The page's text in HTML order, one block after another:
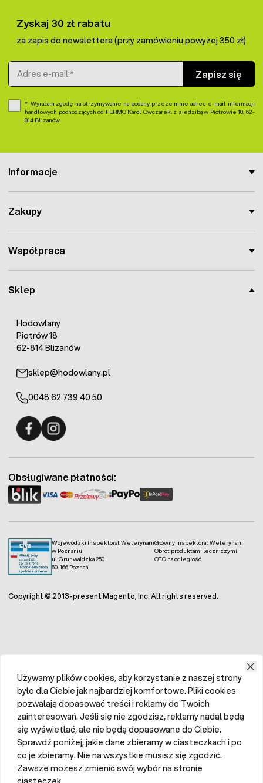
Sklep
Hodowlany
Piotrów 18
62-814 Blizanów
sklep@hodowlany.pl
0048 62 739 40 50
Informacje
Zakupy
Współpraca
Zyskaj 30 zł rabatu
za zapis do newslettera (przy zamówieniu powyżej 350 zł)
Adres e-mail
Zapisz się
Wyrażam zgodę na otrzymywanie na podany przeze mnie adres e-mail informacji
handlowych pochodzących od FERMO Karol Owczarek, z siedzibą w Piotrowie 18, 62-
814 Blizanów.
Wojewódzki Inspektorat Weterynarii
w Poznaniu
ul. Grunwaldzka 250
60-166 Poznań
Główny Inspektorat Weterynarii
Obrót produktami leczniczymi
OTC na odległość
Obsługiwane płatności:
Copyright © 2013-present Magento, Inc. All rights reserved.
Używamy plików cookies, aby korzystanie z naszej strony
było dla Ciebie jak najbardziej komfortowe. Pliki cookies
pozwalają dopasować treści i reklamy do Twoich
zainteresowań. Jeśli się nie zgodzisz, reklamy nadal będą
się wyświetlać, ale nie będą dopasowane do Ciebie.
Sprawdź poniżej, jakie dane zbieramy w ciasteczkach i po
co je zbieramy. Nie na wszystkie musisz się zgodzić.
Zawsze możesz zmienić swój wybór na stronie